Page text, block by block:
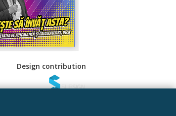
Design contribution